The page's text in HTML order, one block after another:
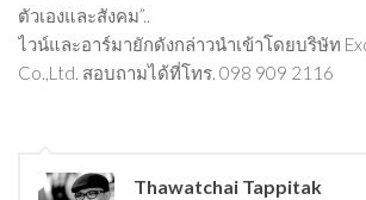
ตัวเองและสังคม”..
ไวน์และอาร์มายักดังกล่าวนำเข้าโดยบริษัท
Co.,Ltd. สอบถามได้ที่โทร. 098 909 2116
Thawatchai Tappitak